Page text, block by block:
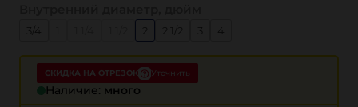
СКИДКА НА ОТРЕЗОК Уточнить
Наличие: много
3/4 3